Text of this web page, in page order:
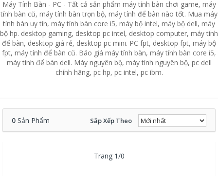
Máy Tính Bàn - PC - Tất cả sản phẩm máy tính bàn chơi game, máy
tính bàn cũ, máy tính bàn trọn bộ, máy tính để bàn nào tốt. Mua máy
tính bàn uy tín, máy tính bàn core i5, máy bộ intel, máy bộ dell, máy
bộ hp. desktop gaming, desktop pc intel, desktop computer, máy tính
để bàn, desktop giá rẻ, desktop pc mini. PC fpt, desktop fpt, máy bộ
fpt, máy tính để bàn cũ. Báo giá máy tính bàn, máy tính bàn core i5,
máy tính để bàn dell. Máy nguyên bộ, máy tính nguyên bộ, pc dell
chính hãng, pc hp, pc intel, pc ibm.
0 Sản Phẩm Sắp Xếp Theo
Trang 1/0